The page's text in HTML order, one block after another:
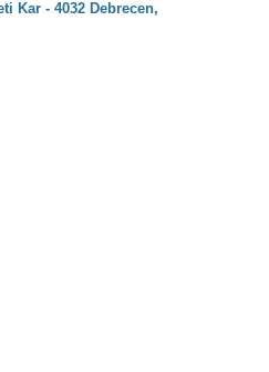
Kar - 4032 Debrecen,